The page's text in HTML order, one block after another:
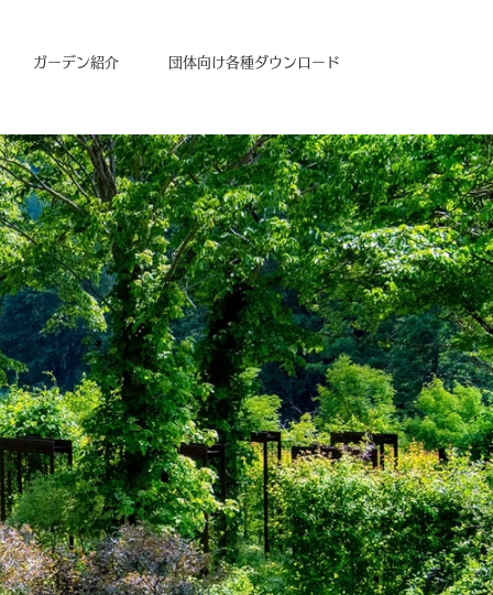
ガーデン紹介 団体向け各種ダウンロード